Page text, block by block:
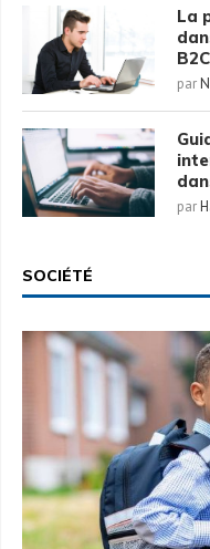
La
B2C
par
par
SOCIÉTÉ